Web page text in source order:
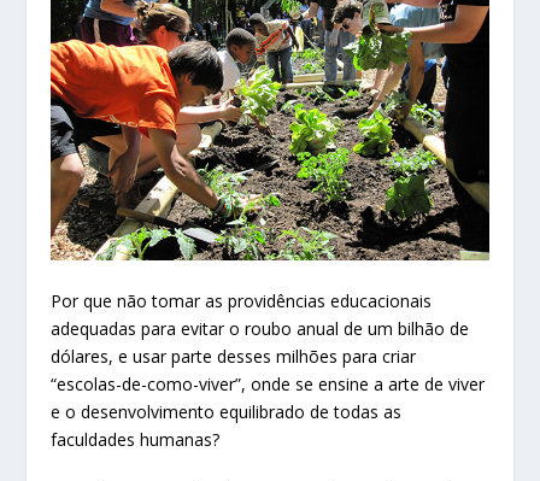
Por que não tomar as providências educacionais
adequadas para evitar o roubo anual de um bilhão de
dólares, e usar parte desses milhões para criar
“escolas-de-como-viver”, onde se ensine a arte de viver
e o desenvolvimento equilibrado de todas as
faculdades humanas?